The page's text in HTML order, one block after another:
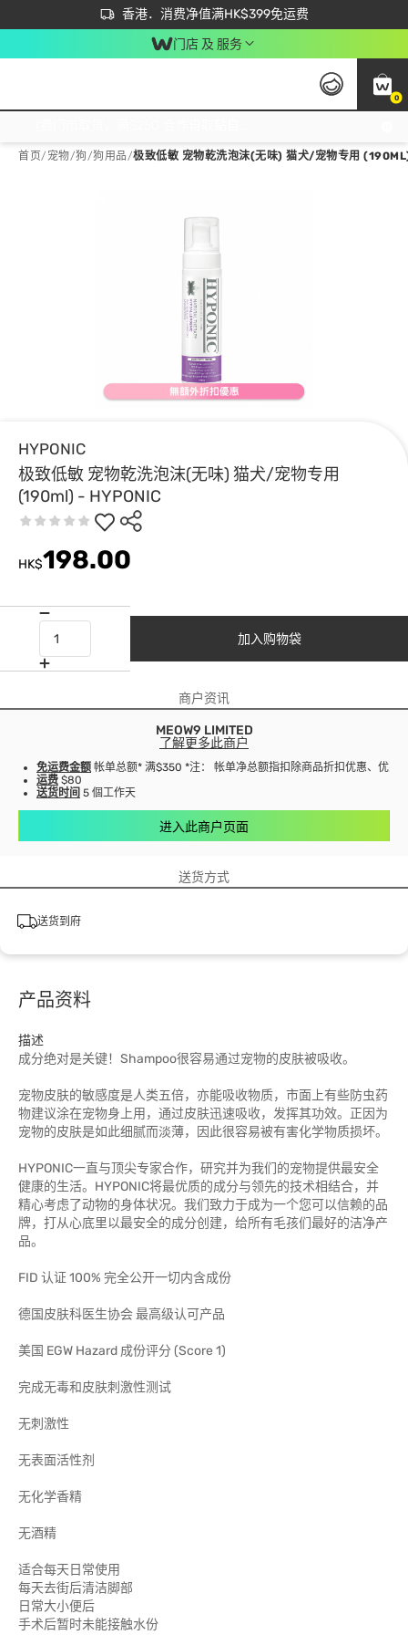
香港．消费净值满HK$399免运费
立即成为易赏钱会员尽享独家优惠
首次APP下单买满$450 输入 NEWAPP 即减$50
门店 及 服务
0
首页/ 宠物/狗/狗用品/极致低敏 宠物乾洗泡沫(无味) 猫犬/宠物专用
HYPONIC
极致低敏 宠物乾洗泡沫(无味) 猫犬/宠物专用
(190ml) - HYPONIC
HK$198.00
加入购物袋
商户资讯
MEOW9 LIMITED
了解更多此商户
免运费金额 帐单总额* 满$350 *注： 帐单净总额指扣除商品折扣优惠、优惠
运费 $80
送货时间 5 個工作天
进入此商户页面
送货方式
送货到府
产品资料
描述
成分绝对是关键！Shampoo很容易通过宠物的皮肤被吸收。
宠物皮肤的敏感度是人类五倍，亦能吸收物质，市面上有些防虫药
物建议涂在宠物身上用，通过皮肤迅速吸收，发挥其功效。正因为
宠物的皮肤是如此细腻而淡薄，因此很容易被有害化学物质损坏。
HYPONIC一直与顶尖专家合作，研究并为我们的宠物提供最安全
健康的生活。HYPONIC将最优质的成分与领先的技术相结合，并
精心考虑了动物的身体状况。我们致力于成为一个您可以信赖的品
牌，打从心底里以最安全的成分创建，给所有毛孩们最好的洁净产
品。
FID 认证 100% 完全公开一切内含成份
德国皮肤科医生协会 最高级认可产品
美国 EGW Hazard 成份评分 (Score 1)
完成无毒和皮肤刺激性测试
无刺激性
无表面活性剂
无化学香精
无酒精
适合每天日常使用
每天去街后清洁脚部
日常大小便后
手术后暂时未能接触水份